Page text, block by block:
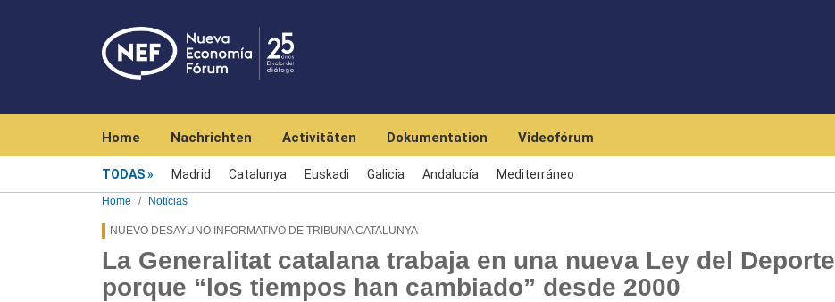
Home Nachrichten Activitäten Dokumentation Videofórum
TODAS Madrid Catalunya Euskadi Galicia Andalucía Mediterráneo
Home Noticias
NUEVO DESAYUNO INFORMATIVO DE TRIBUNA CATALUNYA
La Generalitat catalana trabaja en una nueva Ley del Deporte
porque “los tiempos han cambiado” desde 2000